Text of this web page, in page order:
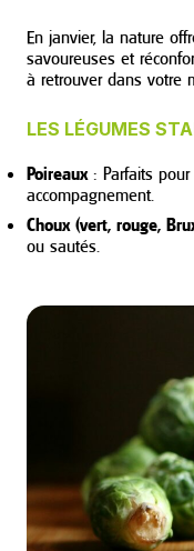
En janvier, la nature
savoureuses et
à retrouver dans votre
LES LÉGUMES
Poireaux: Parfaits
accompagnement.
Choux (vert, rouge,
ou sautés.